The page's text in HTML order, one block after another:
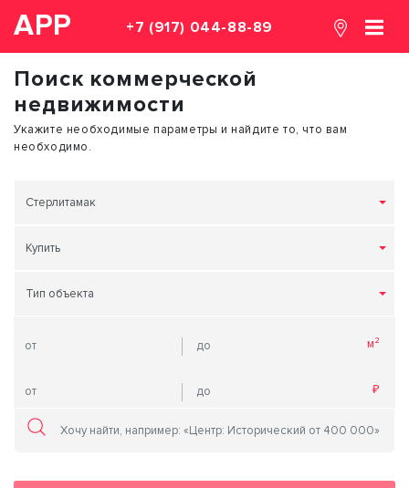
АРР +7 (917) 044-88-89
Поиск коммерческой
недвижимости
Укажите необходимые параметры и найдите то, что вам
необходимо.
Стерлитамак
Купить
Тип объекта